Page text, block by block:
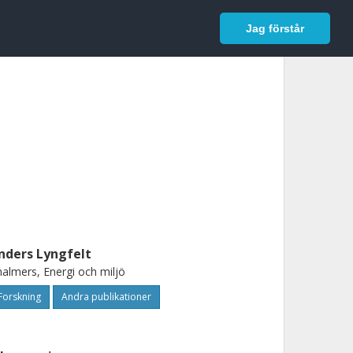
Jag förstår
Logga in
Lyngfelt
Energi och miljö
Andra publikationer